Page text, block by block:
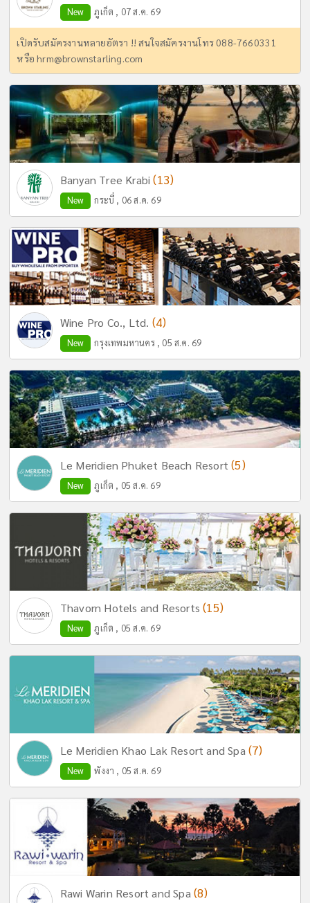
New ภูเก็ต , 07 ส.ค. 69
เปิดรับสมัครงานหลายอัตรา !! สนใจสมัครงานโทร 088-7660331
หรือhrm@brownstarling.com
Banyan Tree Krabi(13)
New กระบี่ , 06 ส.ค. 69
Wine Pro Co., Ltd. (4)
New กรุงเทพมหานคร , 05 ส.ค. 69
Le Meridien Phuket Beach Resort(5)
New ภูเก็ต , 05 ส.ค. 69
Thavorn Hotels and Resorts(15)
New ภูเก็ต , 05 ส.ค. 69
Le Meridien Khao Lak Resort and Spa (7)
New พังงา , 05 ส.ค. 69
Rawi Warin Resort and Spa (8)